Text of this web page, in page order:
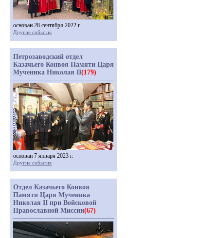
основан 28 сентября 2022 г.
Другие события
Петрозаводский отдел
Казачьего Конвоя Памяти Царя
Мученика Николая II(179)
основан 7 января 2023 г.
Другие события
Отдел Казачьего Конвоя
Памяти Царя Мученика
Николая II при Войсковой
Православной Миссии(67)